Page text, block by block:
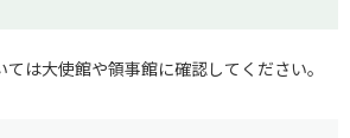
は大使館や領事館に確認してください。